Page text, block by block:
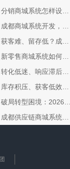
分销商城系统怎样设计用户引导与转化率提升策略？
成都商城系统开发，中小企业别再为“无效开发”浪费成本
获客难、留存低？成都B2C商城系统帮本地企业破局电商困局
新零售商城系统如何开展优惠券营销活动？
转化低迷、响应滞后、决策盲目？B2C商城系统激活企业增效新动能
库存积压、获客低效？新零售商城系统打通企业降本增效任督二脉
破局转型困境：2026新零售商城系统三大核心发展方向
成都供应链商城系统开发，助您降本增效